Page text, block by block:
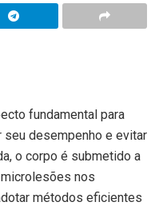
fundamental para
desempenho e evitar
o corpo é submetido a
nos
métodos eficientes